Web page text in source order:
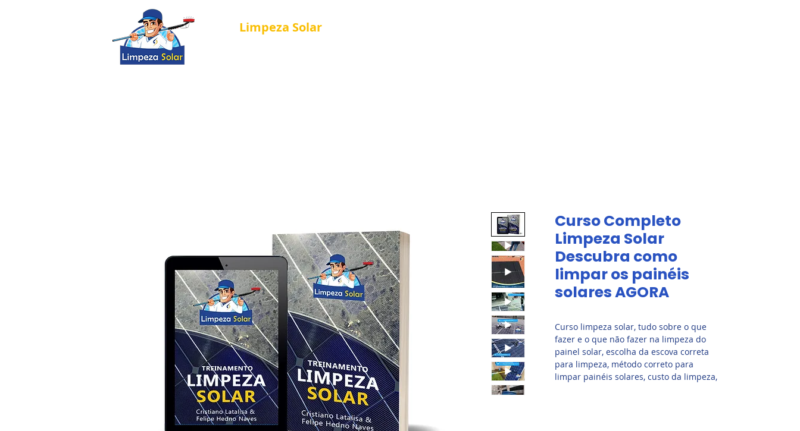
Limpeza Solar
Curso Completo
Limpeza Solar
Descubra como
limpar os painéis
solares AGORA
Curso limpeza solar, tudo sobre o que
fazer e o que não fazer na limpeza do
painel solar, escolha da escova correta
para limpeza, método correto para
limpar painéis solares, custo da limpeza,